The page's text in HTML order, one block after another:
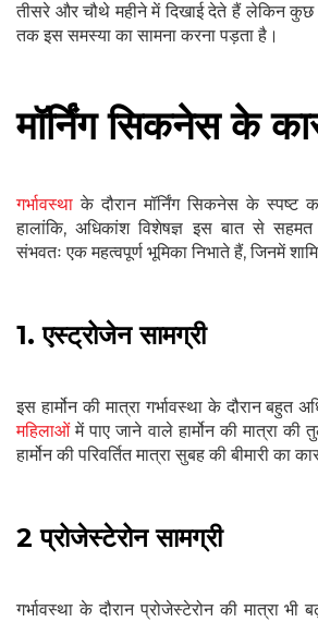
तीसरे और चौथे महीने में दिखाई देते हैं लेकिन कुछ
तक इस समस्या का सामना करना पड़ता है।
मॉर्निंग सिकनेस के
गर्भावस्था के दौरान मॉर्निंग सिकनेस के स्पष्ट
हालांकि, अधिकांश विशेषज्ञ इस बात से
संभवतः एक महत्वपूर्ण भूमिका निभाते हैं, जिनमें
1. एस्ट्रोजेन सामग्री
इस हार्मोन की मात्रा गर्भावस्था के दौरान
महिलाओंमें पाए जाने वाले हार्मोन की मात्रा की
हार्मोन की परिवर्तित मात्रा सुबह की बीमारी का
2 प्रोजेस्टेरोन सामग्री
गर्भावस्था के दौरान प्रोजेस्टेरोन की मात्रा